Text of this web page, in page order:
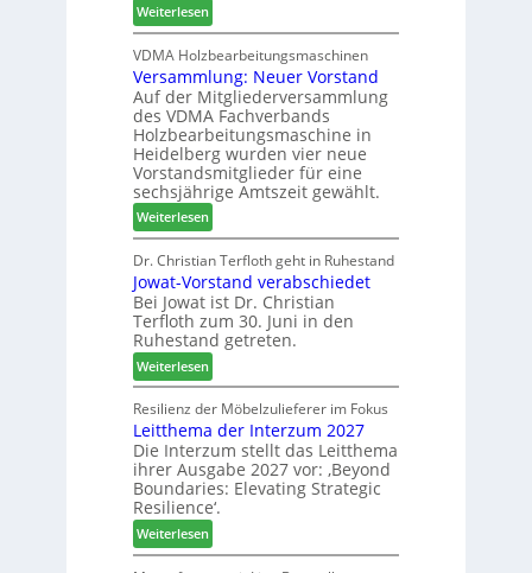
h
e
r
z
a
h
l
e
n
h
i
l
t
b
e
i
P
r
o
u
k
t
s
u
c
e
Weiterlesen:
H
D
H
f
o
r
d
e
r
t
N
a
c
h
b
e
s
e
r
u
n
g
e
n
VDMA Holzbearbeitungsmaschinen
Versammlung: Neuer Vorstand
Auf der Mitgliederversammlung
des VDMA Fachverbands
Holzbearbeitungsmaschine in
Heidelberg wurden vier neue
Vorstandsmitglieder für eine
sechsjährige Amtszeit gewählt.
Weiterlesen:
V
e
r
s
a
m
m
l
u
n
g
:
N
e
u
e
Dr. Christian Terfloth geht in Ruhestand
Jowat-Vorstand verabschiedet
Bei Jowat ist Dr. Christian
Terfloth zum 30. Juni in den
Ruhestand getreten.
Weiterlesen:
J
o
w
a
t
-
V
o
r
Resilienz der Möbelzulieferer im Fokus
Leitthema der Interzum 2027
Die Interzum stellt das Leitthema
ihrer Ausgabe 2027 vor: ‚Beyond
Boundaries: Elevating Strategic
Resilience‘.
Weiterlesen:
L